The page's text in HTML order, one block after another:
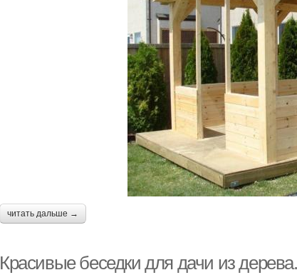
читать дальше →
Красивые беседки для дачи из